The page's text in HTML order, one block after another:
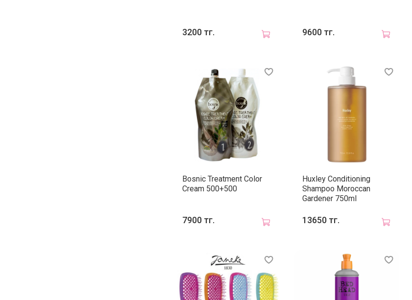
3200 тг. 9600 тг.
Bosnic Treatment Color
Cream 500+500
7900 тг.
Huxley Conditioning
Shampoo Moroccan
Gardener 750ml
13650 тг.